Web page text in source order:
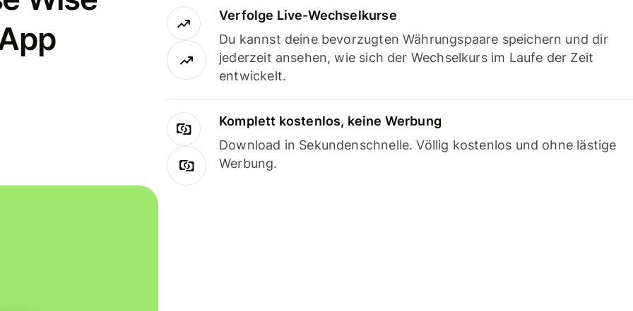
Verfolge Live-Wechselkurse
Du kannst deine bevorzugten Währungspaare speichern und dir
jederzeit ansehen, wie sich der Wechselkurs im Laufe der Zeit
entwickelt.
Komplett kostenlos, keine Werbung
Download in Sekundenschnelle. Völlig kostenlos und ohne lästige
Werbung.